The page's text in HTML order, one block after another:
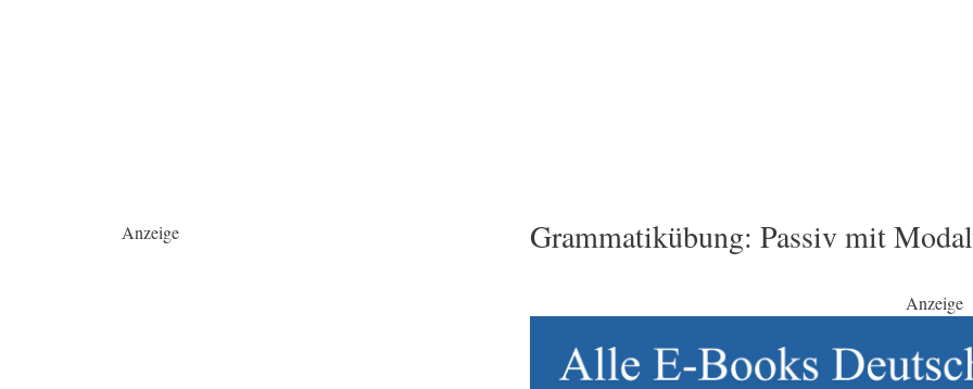
Grammatikübung: Passiv mit
Anzeige
Anzeige